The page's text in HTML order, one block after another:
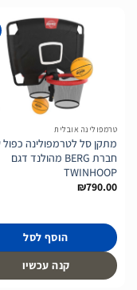
טרמפולינה אובלית
מתקן סל לטרמפולינה
חברת BERG מהולנד דגם
TWINHOOP
₪790.00
הוסף לסל
קנה עכשיו